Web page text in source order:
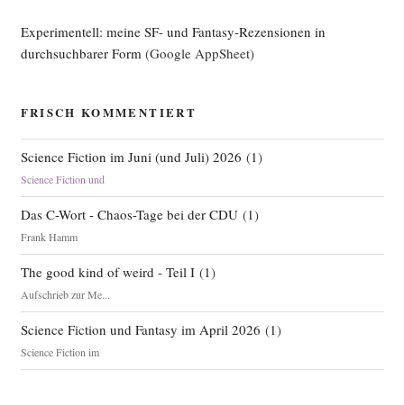
Experimentell: meine SF- und Fantasy-Rezensionen in
durchsuchbarer Form(Google AppSheet)
FRISCH KOMMENTIERT
Science Fiction im Juni (und Juli) 2026 (1)
Science Fiction und
Das C-Wort - Chaos-Tage bei der CDU(1)
Frank Hamm
The good kind of weird - Teil I(1)
Aufschrieb zur Me...
Science Fiction und Fantasy im April 2026 (1)
Science Fiction im